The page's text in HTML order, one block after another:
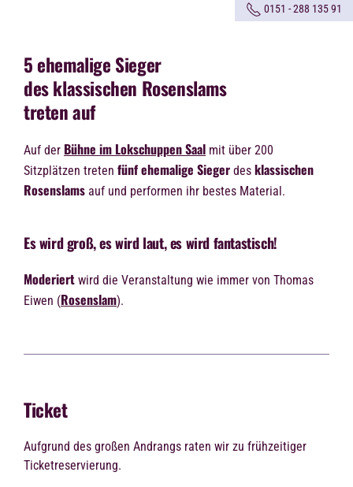
0151 - 288 135 91
5 ehemalige Sieger
des klassischen Rosenslams
treten auf
Auf der Bühne im Lokschuppen Saal mit über 200
Sitzplätzen treten fünf ehemalige Sieger des klassischen
Rosenslams auf und performen ihr bestes Material.
Es wird groß, es wird laut, es wird fantastisch!
Moderiert wird die Veranstaltung wie immer von Thomas
Eiwen (Rosenslam).
Ticket
Aufgrund des großen Andrangs raten wir zu frühzeitiger
Ticketreservierung.